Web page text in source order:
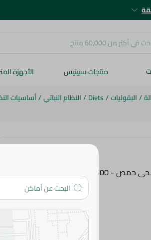
منتجات سبينيس الأجهزة
/البقوليات/
Diets
/النظام النباتي/أساسيات